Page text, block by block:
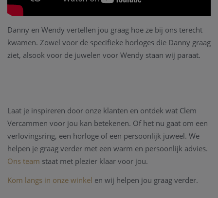
Danny en Wendy vertellen jou graag hoe ze bij ons terecht
kwamen. Zowel voor de specifieke horloges die Danny graag
ziet, alsook voor de juwelen voor Wendy staan wij paraat.
Laat je inspireren door onze klanten en ontdek wat Clem
Vercammen voor jou kan betekenen. Of het nu gaat om een
verlovingsring, een horloge of een persoonlijk juweel. We
helpen je graag verder met een warm en persoonlijk advies.
Ons team staat met plezier klaar voor jou.
Kom langs in onze winkel en wij helpen jou graag verder.